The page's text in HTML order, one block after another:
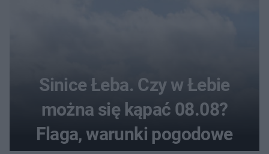
Sinice Łeba. Czy w Łebie
można się kąpać 08.08?
Flaga, warunki pogodowe